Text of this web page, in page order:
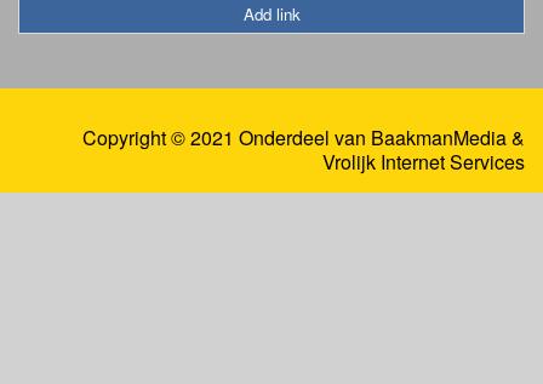
Add link
Copyright © 2021 Onderdeel van BaakmanMedia&
Vrolijk Internet Services